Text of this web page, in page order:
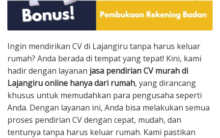
Ingin mendirikan CV di Lajangiru tanpa harus keluar
rumah? Anda berada di tempat yang tepat! Kini, kami
hadir dengan layanan jasa pendirian CV murah di
Lajangiru online hanya dari rumah, yang dirancang
khusus untuk memudahkan para pengusaha seperti
Anda. Dengan layanan ini, Anda bisa melakukan semua
proses pendirian CV dengan cepat, mudah, dan
tentunya tanpa harus keluar rumah. Kami pastikan